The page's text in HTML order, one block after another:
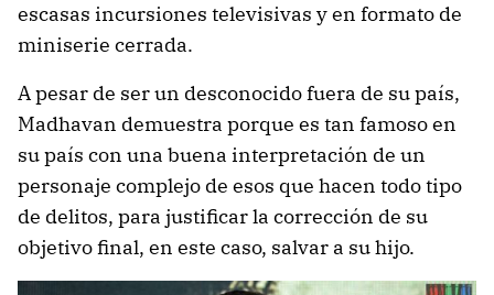
escasas incursiones televisivas y en formato de
miniserie cerrada.
A pesar de ser un desconocido fuera de su país,
Madhavan demuestra porque es tan famoso en
su país con una buena interpretación de un
personaje complejo de esos que hacen todo tipo
de delitos, para justificar la corrección de su
objetivo final, en este caso, salvar a su hijo.